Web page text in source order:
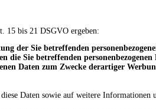
15 bis 21 DSGVO ergeben:
der Sie betreffenden
Sie betreffenden
Daten zum Zwecke derartiger
Daten sowie auf weitere Informationen